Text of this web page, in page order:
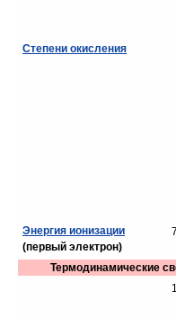
Степени окисления
Энергия ионизации
(первый электрон)
Термодинамические